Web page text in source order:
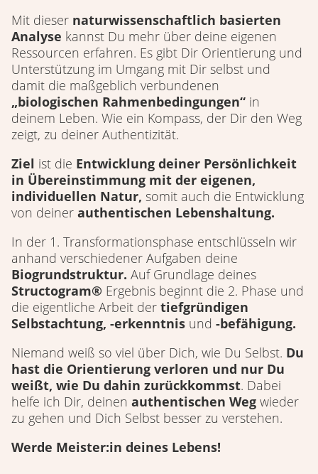
Mit dieser naturwissenschaftlich basierten
Analyse kannst Du mehr über deine eigenen
Ressourcen erfahren. Es gibt Dir Orientierung und
Unterstützung im Umgang mit Dir selbst und
damit die maßgeblich verbundenen
„biologischen Rahmenbedingungen“ in
deinem Leben. Wie ein Kompass, der Dir den Weg
zeigt, zu deiner Authentizität.
Ziel ist die Entwicklung deiner Persönlichkeit
in Übereinstimmung mit der eigenen,
individuellen Natur, somit auch die Entwicklung
von deiner authentischen Lebenshaltung.
In der 1. Transformationsphase entschlüsseln wir
anhand verschiedener Aufgaben deine
Biogrundstruktur. Auf Grundlage deines
Structogram® Ergebnis beginnt die 2. Phase und
die eigentliche Arbeit der tiefgründigen
Selbstachtung, -erkenntnis und -befähigung.
Niemand weiß so viel über Dich, wie Du Selbst. Du
hast die Orientierung verloren und nur Du
weißt, wie Du dahin zurückkommst. Dabei
helfe ich Dir, deinen authentischen Weg wieder
zu gehen und Dich Selbst besser zu verstehen.
Werde Meister:in deines Lebens!